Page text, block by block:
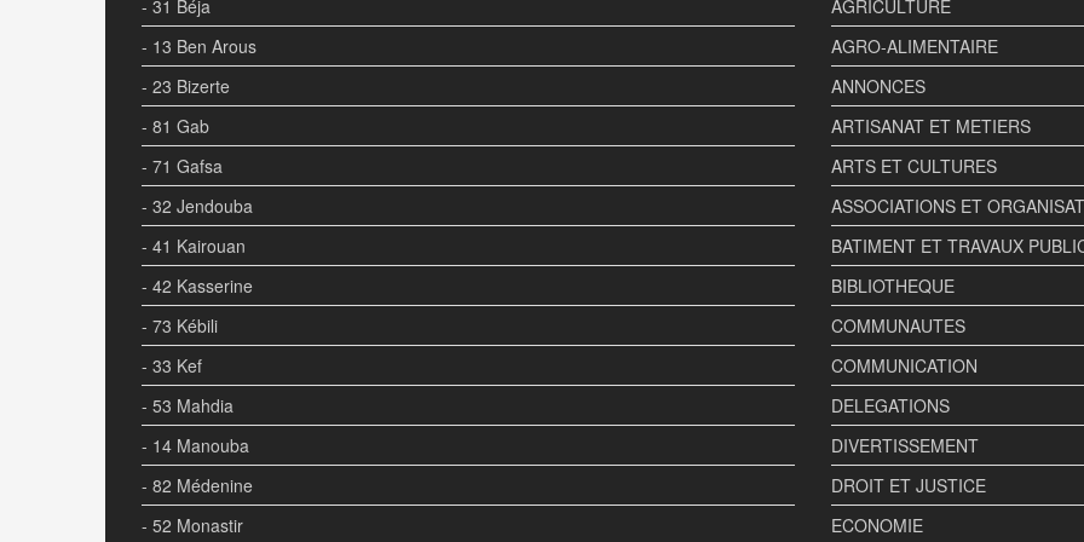
- 31 Béja
- 13 Ben Arous
- 23 Bizerte
- 81 Gab
- 71 Gafsa
- 32 Jendouba
- 41 Kairouan
- 42 Kasserine
- 73 Kébili
- 33 Kef
- 53 Mahdia
- 14 Manouba
- 82 Médenine
- 52 Monastir
AGRICULTURE
AGRO-ALIMENTAIRE
ANNONCES
ARTISANAT ET METIERS
ARTS ET CULTURES
ASSOCIATIONS ET
BATIMENT ET TRAVAUX
BIBLIOTHEQUE
COMMUNAUTES
COMMUNICATION
DELEGATIONS
DIVERTISSEMENT
DROIT ET JUSTICE
ECONOMIE